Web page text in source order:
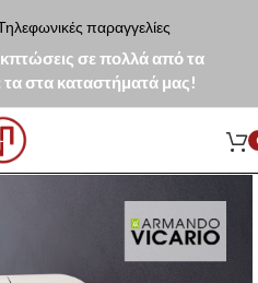
παραγγελίες
σε πολλά από τα
τα στα καταστήματά μας!